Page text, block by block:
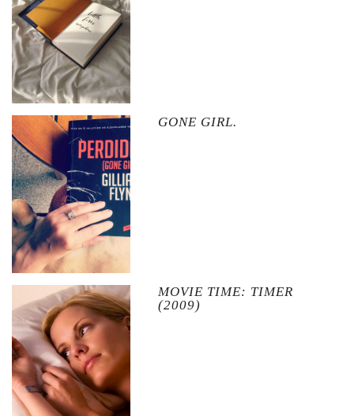
GONE GIRL.
MOVIE TIME: TIMER
(2009)